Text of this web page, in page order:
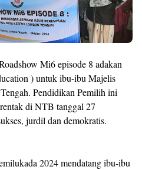
Mi6 episode 8 adakan
) untuk ibu-ibu Majelis
Pendidikan Pemilih ini
di NTB tanggal 27
jurdil dan demokratis.
2024 mendatang ibu-ibu